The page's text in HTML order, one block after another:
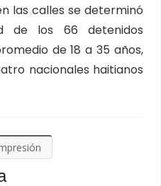
las calles se determinó
de los 66 detenidos
de 18 a 35 años,
nacionales haitianos